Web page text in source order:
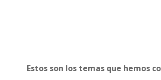
Estos son los temas que hemos